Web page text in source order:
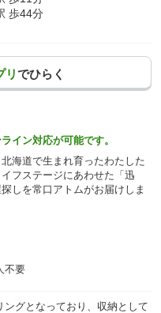
歩44分
リでひらく
イン対応が可能です。
海道で生まれ育ったわたした
フステージにあわせた「迅
しを常口アトムがお届けしま
不要
グとなっており、収納として